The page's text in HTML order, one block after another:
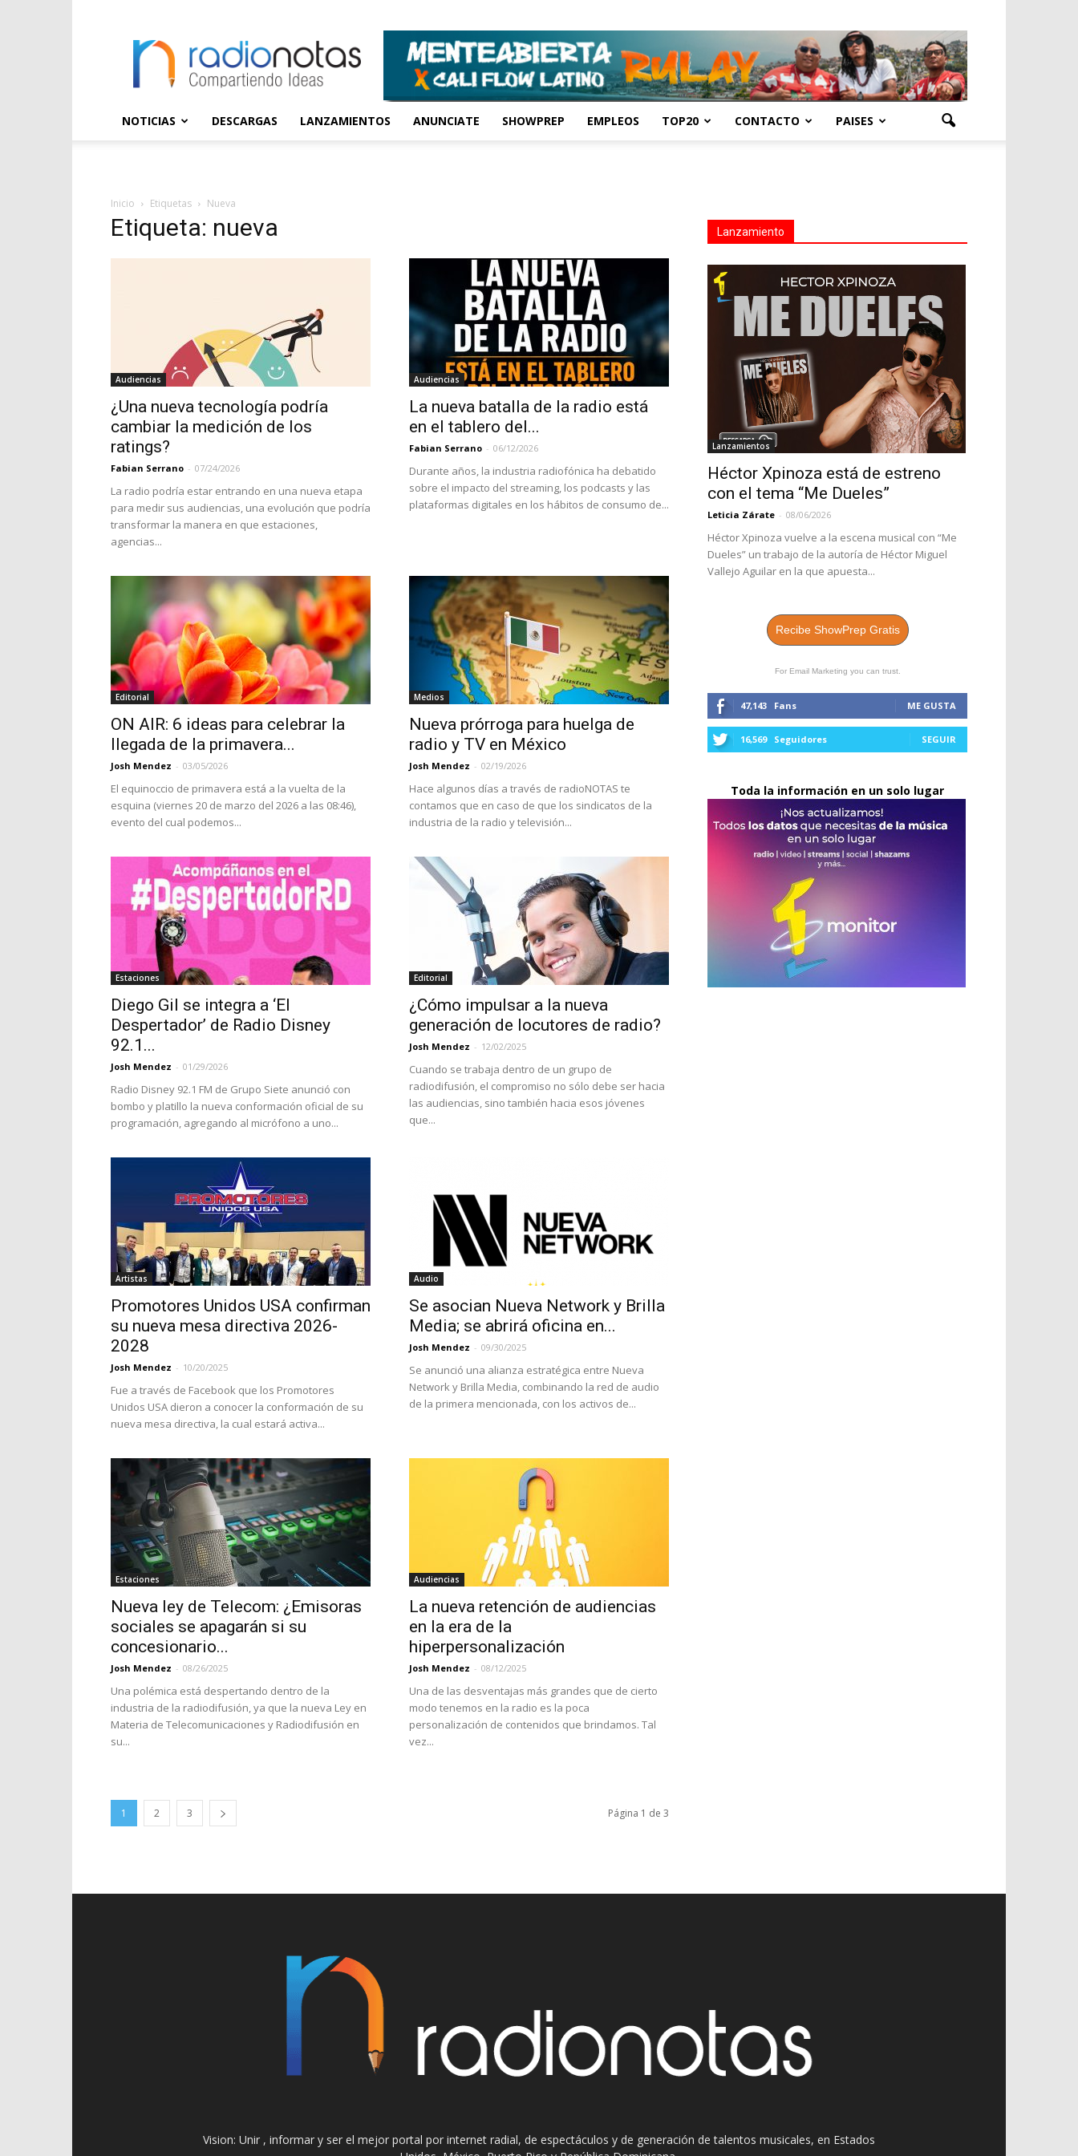
NOTICIAS DESCARGAS LANZAMIENTOS ANUNCIATE SHOWPREP EMPLEOS TOP20 CONTACTO PAISES
Inicio Etiquetas Nueva
Etiqueta: nueva
Audiencias
¿Una nueva tecnología podría
cambiar la medición de los
ratings?
Fabian Serrano - 07/24/2026
La radio podría estar entrando en una nueva etapa
para medir sus audiencias, una evolución que podría
transformar la manera en que estaciones,
agencias...
Audiencias
La nueva batalla de la radio está
en el tablero del...
Fabian Serrano - 06/12/2026
Durante años, la industria radiofónica ha debatido
sobre el impacto del streaming, los podcasts y las
plataformas digitales en los hábitos de consumo de...
Editorial
ON AIR: 6 ideas para celebrar la
llegada de la primavera...
Josh Mendez - 03/05/2026
El equinoccio de primavera está a la vuelta de la
esquina (viernes 20 de marzo del 2026 a las 08:46),
evento del cual podemos...
Medios
Nueva prórroga para huelga de
radio y TV en México
Josh Mendez - 02/19/2026
Hace algunos días a través de radioNOTAS te
contamos que en caso de que los sindicatos de la
industria de la radio y televisión...
Estaciones
Diego Gil se integra a ‘El
Despertador’ de Radio Disney
92.1...
Josh Mendez - 01/29/2026
Radio Disney 92.1 FM de Grupo Siete anunció con
bombo y platillo la nueva conformación oficial de su
programación, agregando al micrófono a uno...
Editorial
¿Cómo impulsar a la nueva
generación de locutores de radio?
Josh Mendez - 12/02/2025
Cuando se trabaja dentro de un grupo de
radiodifusión, el compromiso no sólo debe ser hacia
las audiencias, sino también hacia esos jóvenes
que...
Artistas
Promotores Unidos USA confirman
su nueva mesa directiva 2026-
2028
Josh Mendez - 10/20/2025
Fue a través de Facebook que los Promotores
Unidos USA dieron a conocer la conformación de su
nueva mesa directiva, la cual estará activa...
Audio
Se asocian Nueva Network y Brilla
Media; se abrirá oficina en...
Josh Mendez - 09/30/2025
Se anunció una alianza estratégica entre Nueva
Network y Brilla Media, combinando la red de audio
de la primera mencionada, con los activos de...
Estaciones
Nueva ley de Telecom: ¿Emisoras
sociales se apagarán si su
concesionario...
Josh Mendez - 08/26/2025
Una polémica está despertando dentro de la
industria de la radiodifusión, ya que la nueva Ley en
Materia de Telecomunicaciones y Radiodifusión en
su...
Audiencias
La nueva retención de audiencias
en la era de la
hiperpersonalización
Josh Mendez - 08/12/2025
Una de las desventajas más grandes que de cierto
modo tenemos en la radio es la poca
personalización de contenidos que brindamos. Tal
vez...
1 2 3 Página 1 de 3
Lanzamiento
Lanzamientos
Héctor Xpinoza está de estreno
con el tema “Me Dueles”
Leticia Zárate - 08/06/2026
Héctor Xpinoza vuelve a la escena musical con “Me
Dueles” un trabajo de la autoría de Héctor Miguel
Vallejo Aguilar en la que apuesta...
Recibe ShowPrep Gratis
For Email Marketing you can trust.
47,143 Fans ME GUSTA
16,569 Seguidores SEGUIR
Toda la información en un solo lugar
Vision: Unir , informar y ser el mejor portal por internet radial, de espectáculos y de generación de talentos musicales, en Estados